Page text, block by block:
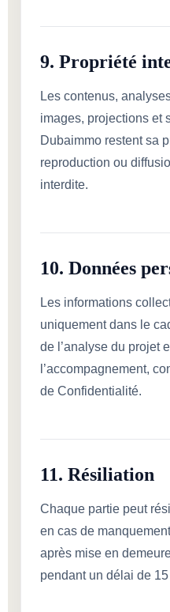
9. Propriété
Les contenus,
images, projections et
Dubaimmo restent sa
reproduction ou
interdite.
10. Données
Les informations
uniquement dans le
de l’analyse du projet
l’accompagnement,
de Confidentialité.
11. Résiliation
Chaque partie peut
en cas de
après mise en
pendant un délai de